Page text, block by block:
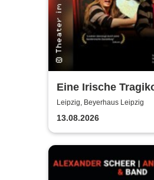
Eine Irische
Das Kleingeld |
Motto: Wir lachen,
weinen
Leipzig, Beyerhaus Leipzig
13.08.2026